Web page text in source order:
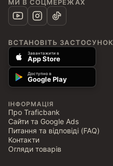
МИ В СОЦМЕРЕЖАХ
ВСТАНОВІТЬ ЗАСТОСУНОК
Завантажити в
App Store
Доступно в
Google Play
ІНФОРМАЦІЯ
Про Traficbank
Сайти та Google Ads
Питання та відповіді (FAQ)
Контакти
Огляди товарів